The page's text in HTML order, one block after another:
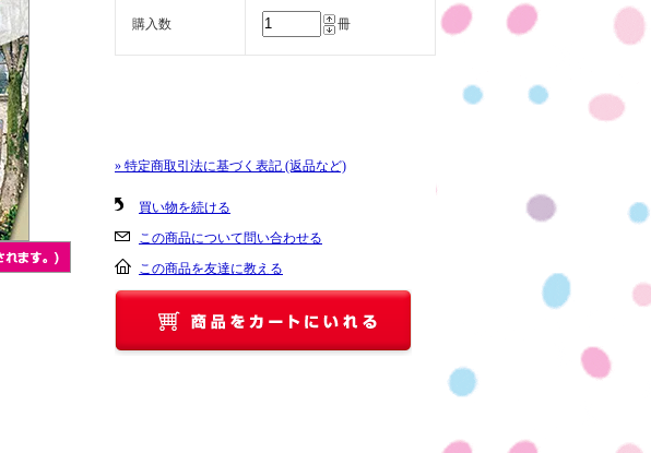
購入数 冊
» 特定商取引法に基づく表記 (返品など)
買い物を続ける
この商品について問い合わせる
この商品を友達に教える